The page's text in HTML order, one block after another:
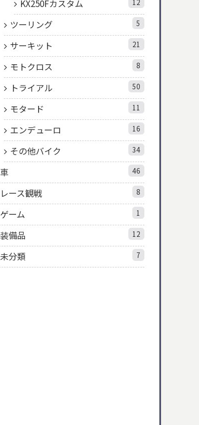
KX250Fカスタム 12
ツーリング 5
サーキット 21
モトクロス 8
トライアル 50
モタード 11
エンデューロ 16
その他バイク 34
車 46
レース観戦 8
ゲーム 1
装備品 12
未分類 7